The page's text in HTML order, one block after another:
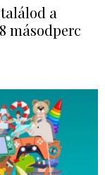
a
másodperc